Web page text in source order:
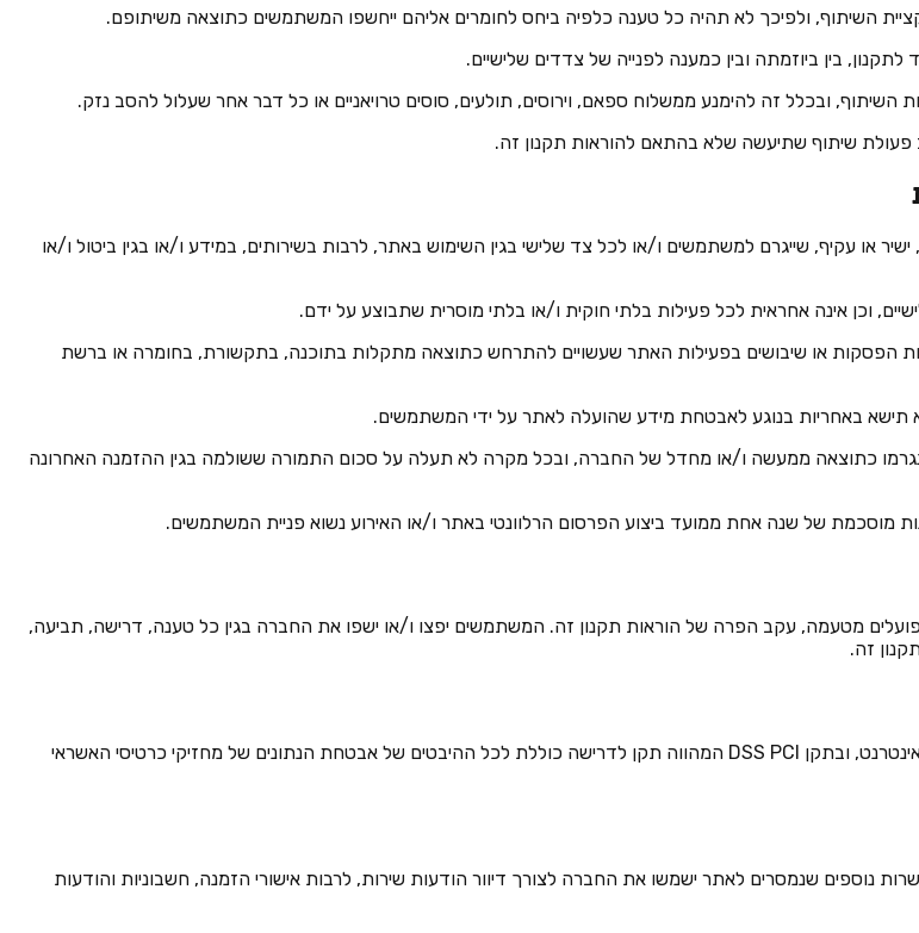
או עקיף, שייגרם למשתמשים ו/או לכל צד שלישי בגין השימוש באתר, לרבות בשירותים, במידע ו/או בגין ביטול ו/או
הפסקות או שיבושים בפעילות האתר שעשויים להתרחש כתוצאה מתקלות בתוכנה, בתקשורת, בחומרה או ברשת
כתוצאה ממעשה ו/או מחדל של החברה, ובכל מקרה לא תעלה על סכום התמורה ששולמה בגין ההזמנה האחרונה
והפועלים מטעמה, עקב הפרה של הוראות תקנון זה. המשתמשים יפצו ו/או ישפו את החברה בגין כל טענה, דרישה, תביעה,
זה.
11.1. האתר עומד בתקן SSC PCI הבינלאומי אשר הינו תקן אחיד לאבטחת מידע לעסקים באינטרנט, ובתקן DSS PCI המהווה תקן לדרישה כוללת לכל ההיבטים של אבטחת הנתונים של מחזיקי כרטיסי האשראי
נוספים שנמסרים לאתר ישמשו את החברה לצורך דיוור הודעות שירות, לרבות אישורי הזמנה, חשבוניות והודעות